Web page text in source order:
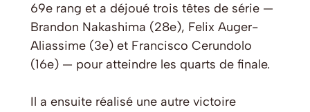
69e rang et a déjoué trois têtes de série —
Brandon Nakashima (28e), Felix Auger-
Aliassime (3e) et Francisco Cerundolo
(16e) — pour atteindre les quarts de finale.
Il a ensuite réalisé une autre victoire